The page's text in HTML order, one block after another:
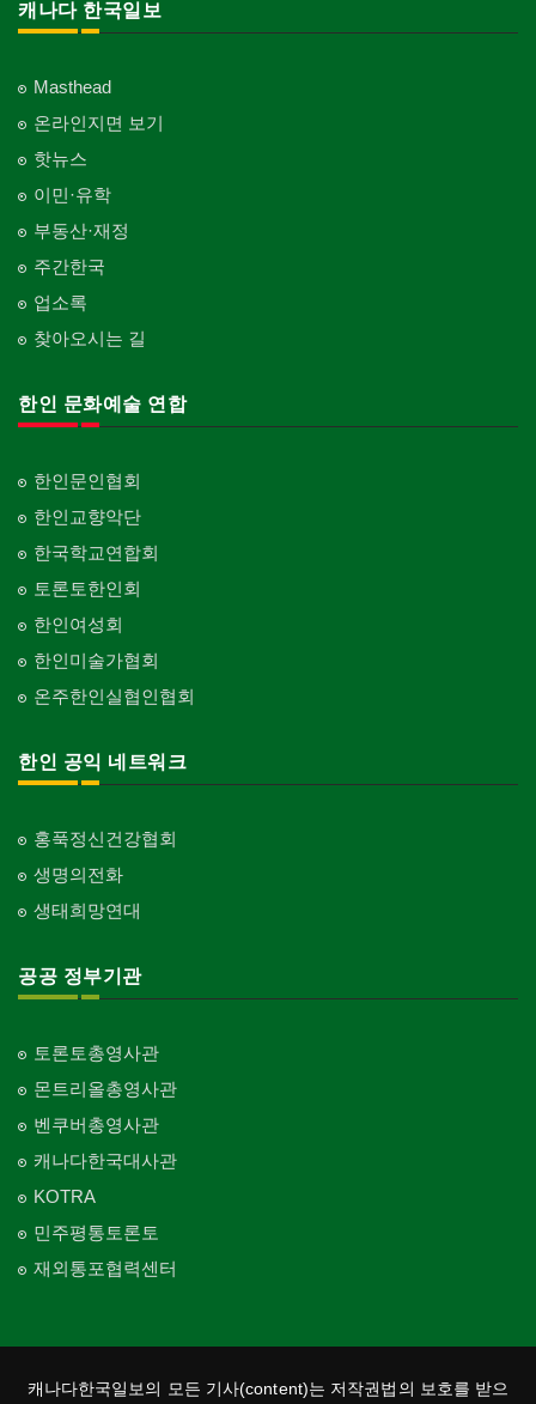
캐나다 한국일보
Masthead
온라인지면 보기
핫뉴스
이민·유학
부동산·재정
주간한국
업소록
찾아오시는 길
한인 문화예술 연합
한인문인협회
한인교향악단
한국학교연합회
토론토한인회
한인여성회
한인미술가협회
온주한인실협인협회
한인 공익 네트워크
홍푹정신건강협회
생명의전화
생태희망연대
공공 정부기관
토론토총영사관
몬트리올총영사관
벤쿠버총영사관
캐나다한국대사관
KOTRA
민주평통토론토
재외통포협력센터
캐나다한국일보의 모든 기사(content)는 저작권법의 보호를 받으